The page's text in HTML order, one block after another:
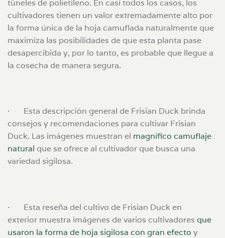
túneles de polietileno. En casi todos los casos, los
cultivadores tienen un valor extremadamente alto por
la forma única de la hoja camuflada naturalmente que
maximiza las posibilidades de que esta planta pase
desapercibida y, por lo tanto, es probable que llegue a
la cosecha de manera segura.
· Esta descripción general de Frisian Duck brinda
consejos y recomendaciones para cultivar Frisian
Duck. Las imágenes muestran el magnífico camuflaje
natural que se ofrece al cultivador que busca una
variedad sigilosa.
· Esta reseña del cultivo de Frisian Duck en
exterior muestra imágenes de varios cultivadores que
usaron la forma de hoja sigilosa con gran efecto y